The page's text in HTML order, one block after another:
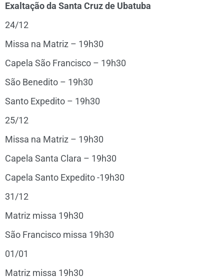
Exaltação da Santa Cruz de Ubatuba
24/12
Missa na Matriz – 19h30
Capela São Francisco – 19h30
São Benedito – 19h30
Santo Expedito – 19h30
25/12
Missa na Matriz – 19h30
Capela Santa Clara – 19h30
Capela Santo Expedito -19h30
31/12
Matriz missa 19h30
São Francisco missa 19h30
01/01
Matriz missa 19h30